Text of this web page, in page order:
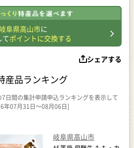
岐阜県高山市に
てポイントに交換する
シェアする
産品ランキング
日間の集計申請申込ランキングを表示して
年07月31日～08月06日]
岐阜県高山市